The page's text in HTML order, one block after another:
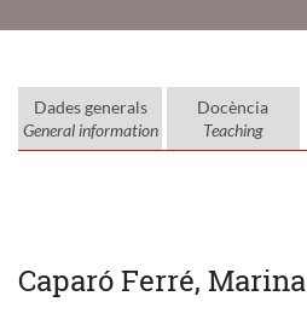
Dades generals
General information
Docència
Teaching
Caparó Ferré, Marina